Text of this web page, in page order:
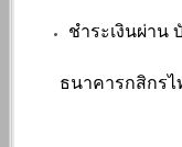
ชำระเงินผ่า
ธนาคารกสิกรไ